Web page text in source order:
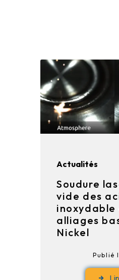
Actualités
Soudure
vide des
inoxydable
alliages
Nickel
Publié